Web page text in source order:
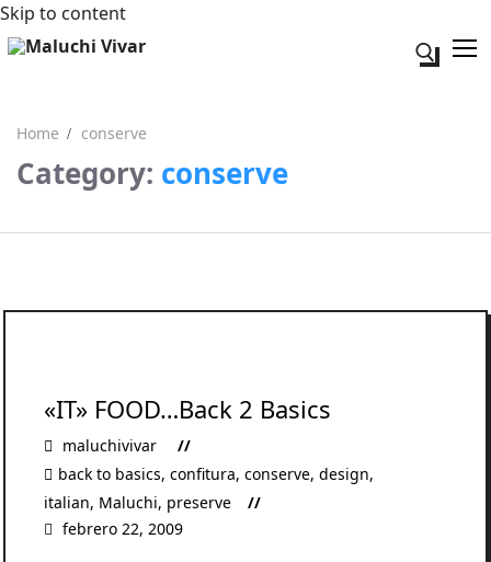
Skip to content
Search for:
Acerca de mi
Home conserve
Category: conserve
«IT» FOOD…Back 2 Basics
maluchivivar
back to basics, confitura, conserve, design,
italian, Maluchi, preserve
febrero 22, 2009